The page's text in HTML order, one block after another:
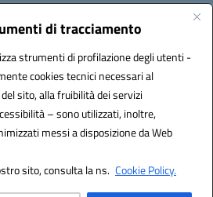
di tracciamento
strumenti di profilazione degli utenti -
cookies tecnici necessari al
sito, alla fruibilità dei servizi
– sono utilizzati, inoltre,
messi a disposizione da Web
sito, consulta la ns. Cookie Policy.
Torre del Greco (NA)
0818834377 - Cod.Fisc. 95170530638
- PEC: naic8df00a@pec.istruzione.it
by 3D Solution S.r.l.
Design by Designers Italia